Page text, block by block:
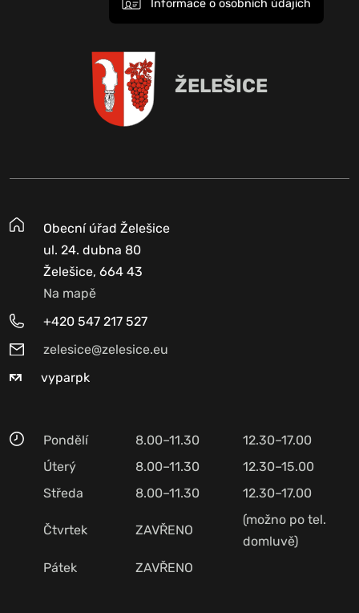
Informace o osobních údajích
ŽELEŠICE
Obecní úřad Želešice
ul. 24. dubna 80
Želešice, 664 43
Na mapě
+420 547 217 527
zelesice@zelesice.eu
vyparpk
Pondělí 8.00–11.30
12.30–17.00
Úterý
8.00–11.30
12.30–15.00
Středa
8.00–11.30 12.30–17.00
Čtvrtek ZAVŘENO
(možno po tel.
domluvě)
Pátek
ZAVŘENO